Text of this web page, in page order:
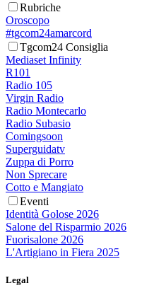
Rubriche
Oroscopo
#tgcom24amarcord
Tgcom24 Consiglia
Mediaset Infinity
R101
Radio 105
Virgin Radio
Radio Montecarlo
Radio Subasio
Comingsoon
Superguidatv
Zuppa di Porro
Non Sprecare
Cotto e Mangiato
Eventi
Identità Golose 2026
Salone del Risparmio 2026
Fuorisalone 2026
L'Artigiano in Fiera 2025
Legal